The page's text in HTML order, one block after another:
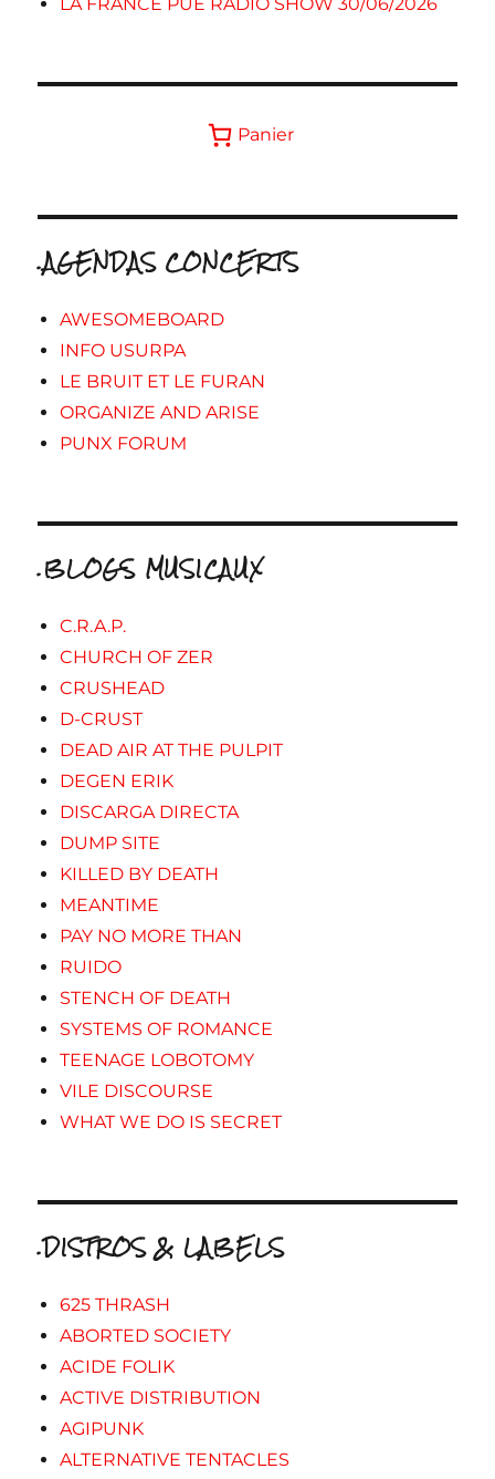
Panier
.AGENDAS CONCERTS
AWESOMEBOARD
INFO USURPA
LE BRUIT ET LE FURAN
ORGANIZE AND ARISE
PUNX FORUM
.BLOGS MUSICAUX
C.R.A.P.
CHURCH OF ZER
CRUSHEAD
D-CRUST
DEAD AIR AT THE PULPIT
DEGEN ERIK
DISCARGA DIRECTA
DUMP SITE
KILLED BY DEATH
MEANTIME
PAY NO MORE THAN
RUIDO
STENCH OF DEATH
SYSTEMS OF ROMANCE
TEENAGE LOBOTOMY
VILE DISCOURSE
WHAT WE DO IS SECRET
.DISTROS & LABELS
625 THRASH
ABORTED SOCIETY
ACIDE FOLIK
ACTIVE DISTRIBUTION
AGIPUNK
ALTERNATIVE TENTACLES